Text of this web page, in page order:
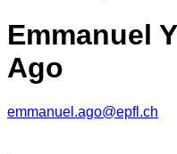
Emmanuel
Ago
emmanuel.ago@epfl.ch